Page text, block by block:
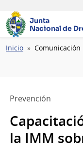
Junta
Nacional de
Ruta
Inicio Comunicación
Prevención
la IMM